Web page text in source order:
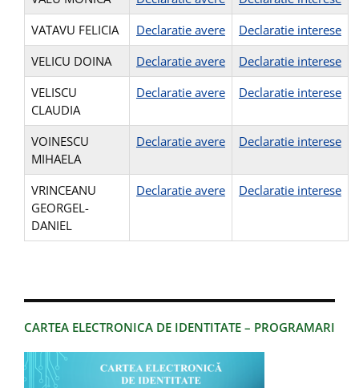
CARTEA ELECTRONICA DE IDENTITATE – PROGRAMARI
VATAVU FELICIA
Declaratie avere
Declaratie interese
VELICU DOINA
Declaratie avere
Declaratie interese
VELISCU
CLAUDIA
Declaratie avere Declaratie interese
VOINESCU
MIHAELA
Declaratie avere Declaratie interese
VRINCEANU
GEORGEL-
DANIEL
Declaratie avere Declaratie interese